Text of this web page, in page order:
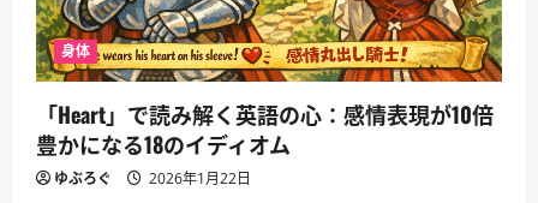
界：
ジ
ェ
ス
チ
ー
が
生
ん
だ
身体
「Heart」で読み解く英語の心：感情表現が10倍
豊かになる18のイディオム
ゆぶろぐ 2026年1月22日